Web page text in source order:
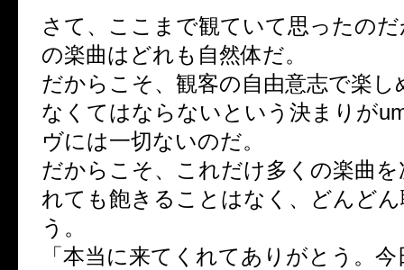
さて、ここまで観ていて思ったのだ
の楽曲はどれも自然体だ。
だからこそ、観客の自由意志で楽し
なくてはならないという決まりが
ヴには一切ないのだ。
だからこそ、これだけ多くの楽曲
れても飽きることはなく、どんど
う。
「本当に来てくれてありがとう。